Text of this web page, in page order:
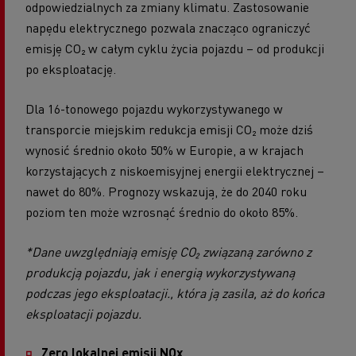
odpowiedzialnych za zmiany klimatu. Zastosowanie
napędu elektrycznego pozwala znacząco ograniczyć
emisję CO₂ w całym cyklu życia pojazdu – od produkcji
po eksploatację.
Dla 16-tonowego pojazdu wykorzystywanego w
transporcie miejskim redukcja emisji CO₂ może dziś
wynosić średnio około 50% w Europie, a w krajach
korzystających z niskoemisyjnej energii elektrycznej –
nawet do 80%. Prognozy wskazują, że do 2040 roku
poziom ten może wzrosnąć średnio do około 85%.
*Dane uwzględniają emisję CO₂ związaną zarówno z
produkcją pojazdu, jak i energią wykorzystywaną
podczas jego eksploatacji., która ją zasila, aż do końca
eksploatacji pojazdu.
Zero lokalnej emisji NOx